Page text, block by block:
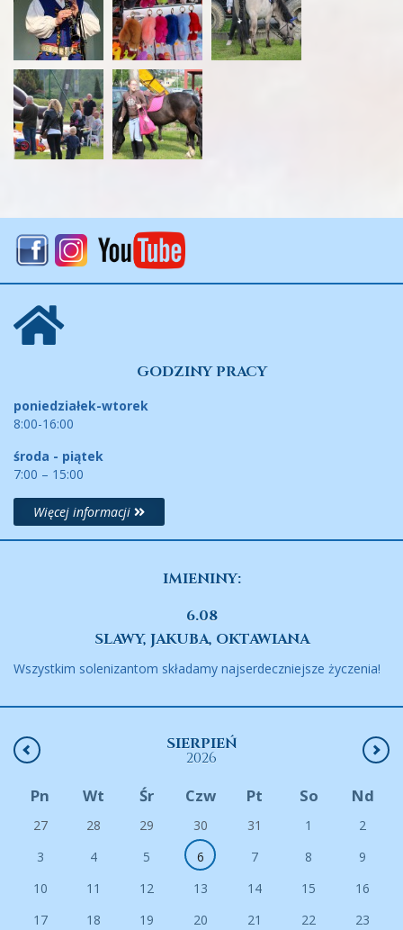
GODZINY PRACY
poniedziałek-wtorek
8:00-16:00
środa - piątek
7:00 – 15:00
Więcej informacji
IMIENINY:
6.08
SLAWY, JAKUBA, OKTAWIANA
Wszystkim solenizantom składamy najserdeczniejsze życzenia!
SIERPIEŃ
2026
Pn Wt Śr Czw Pt So Nd
27 28 29 30 31 1
2
3
4 5 6 7 8
9
10
11 12 13 14 15
16
17
18 19 20 21 22
23